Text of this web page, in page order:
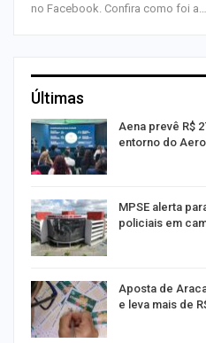
no Facebook. Confira como foi a…
Últimas
Aena prevê R$
entorno do
MPSE alerta
policiais em
Aposta de
e leva mais de